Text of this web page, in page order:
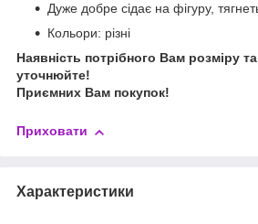
Дуже добре сідає на фігуру,
Кольори: різні
Наявність потрібного Вам розміру
уточнюйте!
Приємних Вам покупок!
Приховати
Характеристики